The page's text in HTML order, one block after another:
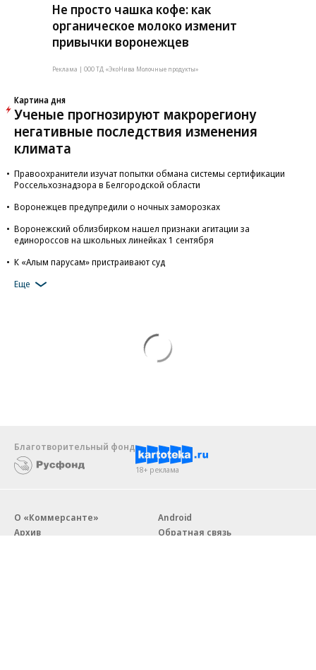
Не просто чашка кофе: как
органическое молоко изменит
привычки воронежцев
Реклама | ООО ТД «ЭкоНива Молочные продукты»
Картина дня
Ученые прогнозируют макрорегиону
негативные последствия изменения
климата
Правоохранители изучат попытки обмана системы сертификации
Россельхознадзора в Белгородской области
Воронежцев предупредили о ночных заморозках
Воронежский облизбирком нашел признаки агитации за
единороссов на школьных линейках 1 сентября
К «Алым парусам» пристраивают суд
Еще
Благотворительный фонд
18+ реклама
О «Коммерсанте»
Архив
Android
Обратная связь